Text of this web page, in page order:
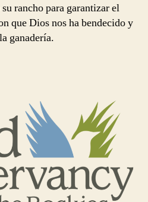
rancho para garantizar el
que Dios nos ha bendecido y
ganadería.